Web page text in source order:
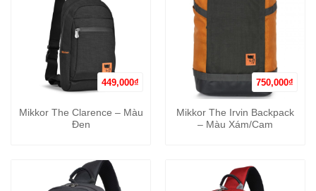
449,000₫
Mikkor The Clarence – Màu
Đen
750,000₫
Mikkor The Irvin Backpack
– Màu Xám/Cam